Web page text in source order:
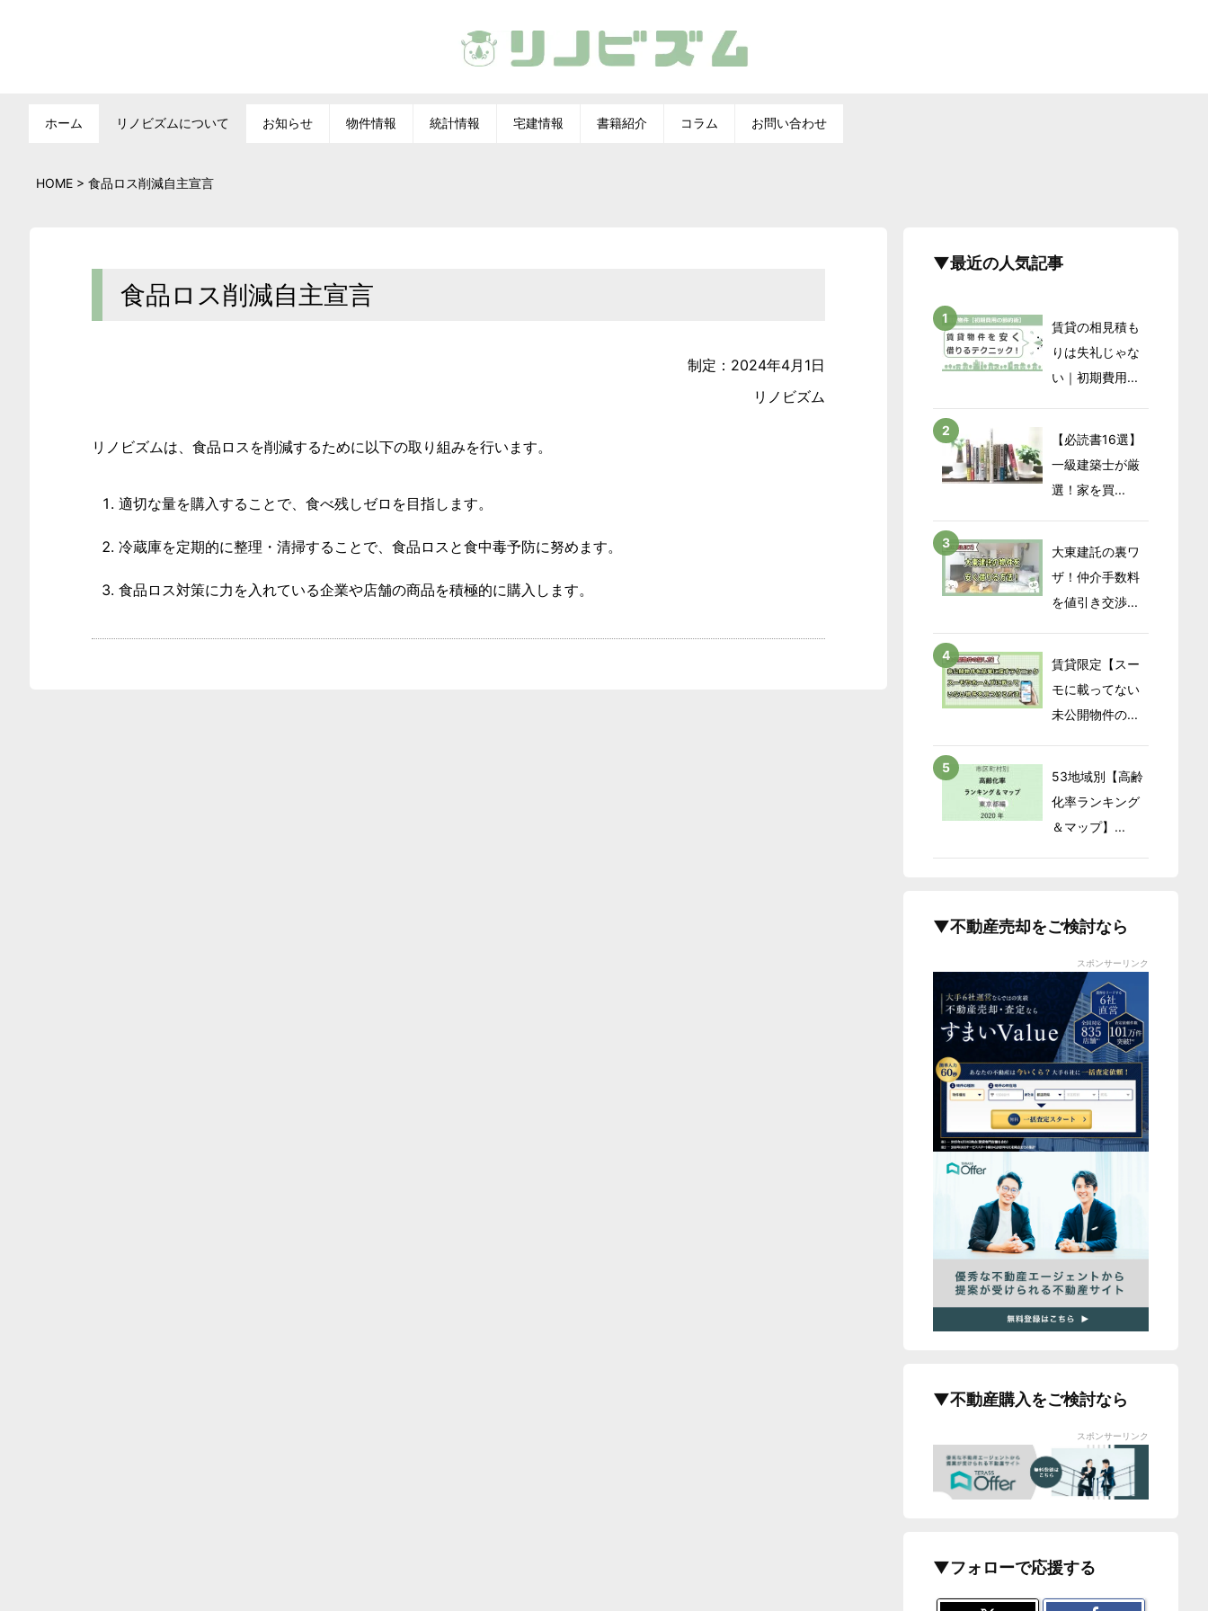
ホーム リノビズムについて お知らせ 物件情報 統計情報 宅建情報 書籍紹介 コラム お問い合わせ
HOME > 食品ロス削減自主宣言
食品ロス削減自主宣言
制定：2024年4月1日
リノビズム
リノビズムは、食品ロスを削減するために以下の取り組みを行います。
適切な量を購入することで、食べ残しゼロを目指します。
冷蔵庫を定期的に整理・清掃することで、食品ロスと食中毒予防に努めます。
食品ロス対策に力を入れている企業や店舗の商品を積極的に購入します。
▼最近の人気記事
賃貸の相見積も
りは失礼じゃな
い｜初期費用...
【必読書16選】
一級建築士が厳
選！家を買...
大東建託の裏ワ
ザ！仲介手数料
を値引き交渉...
賃貸限定【スー
モに載ってない
未公開物件の...
53地域別【高齢
化率ランキング
＆マップ】...
▼不動産売却をご検討なら
スポンサーリンク
▼不動産購入をご検討なら
スポンサーリンク
▼フォローで応援する